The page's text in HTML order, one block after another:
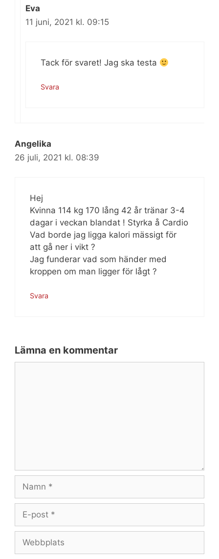
Eva
11 juni, 2021 kl. 09:15
Tack för svaret! Jag ska testa
Svara
Angelika
26 juli, 2021 kl. 08:39
Hej
Kvinna 114 kg 170 lång 42 år tränar 3-4
dagar i veckan blandat ! Styrka å Cardio
Vad borde jag ligga kalori mässigt för
att gå ner i vikt ?
Jag funderar vad som händer med
kroppen om man ligger för lågt ?
Svara
Lämna en kommentar
post